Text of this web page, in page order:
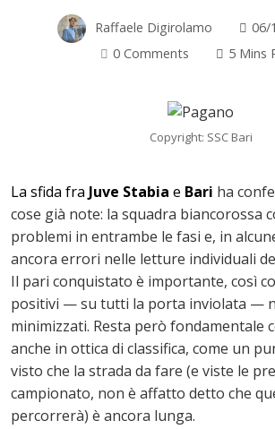
Raffaele Digirolamo
06/
0 Comments
5 Mins
Copyright: SSC Bari
La sfida fra Juve Stabia e Bari ha
cose già note: la squadra biancorossa
problemi in entrambe le fasi e, in
ancora errori nelle letture individuali
Il pari conquistato è importante, così
positivi — su tutti la porta inviolata —
minimizzati. Resta però fondamentale
anche in ottica di classifica, come un
visto che la strada da fare (e viste le
campionato, non è affatto detto che
percorrerà) è ancora lunga.